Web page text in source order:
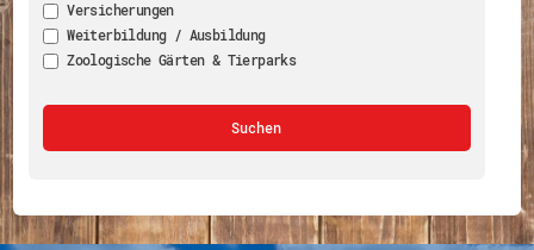
Versicherungen
Weiterbildung / Ausbildung
Zoologische Gärten & Tierparks